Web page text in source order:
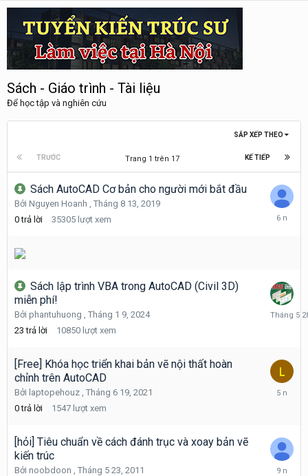
Sách - Giáo trình - Tài liệu
Để học tập và nghiên cứu
SẮP XẾP THEO
TRƯỚC KẾ TIẾP
Trang 1 trên 17
Sách AutoCAD Cơ bản cho người mới bắt đầu
Bởi Nguyen Hoanh , Tháng 8 13, 2019
0 trả lời 35305 lượt xem
Tháng
Sách lập trình VBA trong AutoCAD (Civil 3D)
miễn phí!
Bởi phantuhuong , Tháng 1 9, 2024
23 trả lời 10850 lượt xem
Tháng
[Free] Khóa học triển khai bản vẽ nội thất hoàn
chỉnh trên AutoCAD
Bởi laptopehouz , Tháng 6 19, 2021
0 trả lời 1547 lượt xem
Tháng
[hỏi] Tiêu chuẩn về cách đánh trục và xoay bản vẽ
kiến trúc
Bởi noobdoon , Tháng 5 23, 2011
Tháng